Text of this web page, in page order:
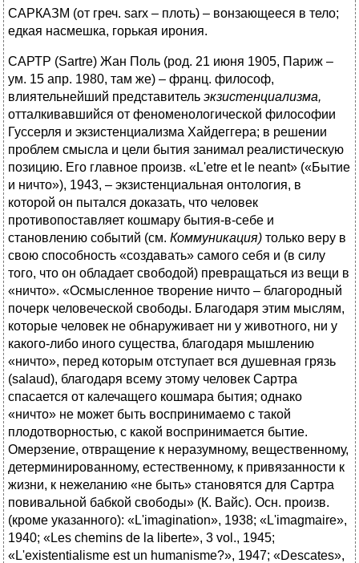
САРКАЗМ (от греч. sarx – плоть) – вонзающееся в тело;
едкая насмешка, горькая ирония.
САРТР (Sartre) Жан Поль (род. 21 июня 1905, Париж –
ум. 15 апр. 1980, там же) – франц. философ,
влиятельнейший представитель экзистенциализма,
отталкивавшийся от феноменологической философии
Гуссерля и экзистенциализма Хайдеггера; в решении
проблем смысла и цели бытия занимал реалистическую
позицию. Его главное произв. «L'etre et le neant» («Бытие
и ничто»), 1943, – экзистенциальная онтология, в
которой он пытался доказать, что человек
противопоставляет кошмару бытия-в-себе и
становлению событий (см. Коммуникация) только веру в
свою способность «создавать» самого себя и (в силу
того, что он обладает свободой) превращаться из вещи в
«ничто». «Осмысленное творение ничто – благородный
почерк человеческой свободы. Благодаря этим мыслям,
которые человек не обнаруживает ни у животного, ни у
какого-либо иного существа, благодаря мышлению
«ничто», перед которым отступает вся душевная грязь
(salaud), благодаря всему этому человек Сартра
спасается от калечащего кошмара бытия; однако
«ничто» не может быть воспринимаемо с такой
плодотворностью, с какой воспринимается бытие.
Омерзение, отвращение к неразумному, вещественному,
детерминированному, естественному, к привязанности к
жизни, к нежеланию «не быть» становятся для Сартра
повивальной бабкой свободы» (К. Вайс). Осн. произв.
(кроме указанного): «L'imagination», 1938; «L'imagmaire»,
1940; «Les chemins de la liberte», 3 vol., 1945;
«L'existentialisme est un humanisme?», 1947; «Descates»,